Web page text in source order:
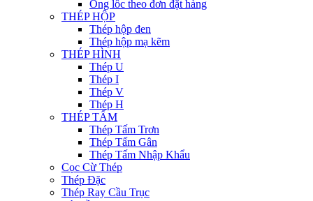
Ống lốc theo đơn đặt hàng
THÉP HỘP
Thép hộp đen
Thép hộp mạ kẽm
THÉP HÌNH
Thép U
Thép I
Thép V
Thép H
THÉP TẤM
Thép Tấm Trơn
Thép Tấm Gân
Thép Tấm Nhập Khẩu
Cọc Cừ Thép
Thép Đặc
Thép Ray Cầu Trục